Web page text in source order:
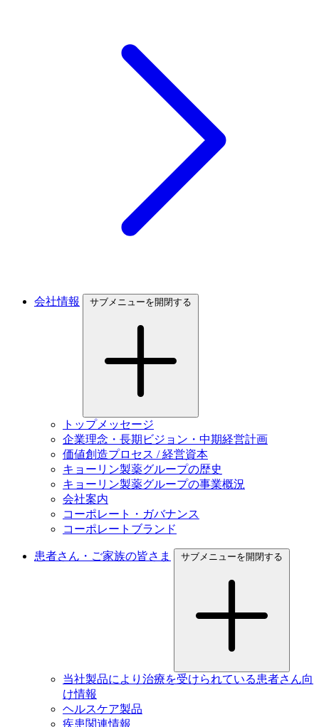
会社情報 サブメニューを開閉する
トップメッセージ
企業理念・長期ビジョン・中期経営計画
価値創造プロセス / 経営資本
キョーリン製薬グループの歴史
キョーリン製薬グループの事業概況
会社案内
コーポレート・ガバナンス
コーポレートブランド
患者さん・ご家族の皆さま サブメニューを開閉する
当社製品により治療を受けられている患者さん向
け情報
ヘルスケア製品
疾患関連情報